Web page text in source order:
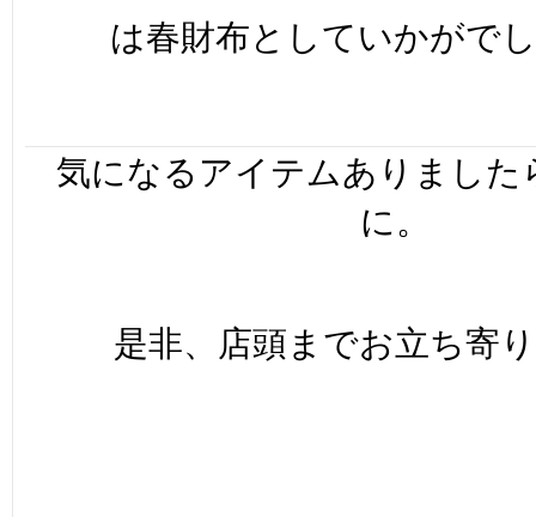
は春財布としていかがで
気になるアイテムありました
に。
是非、店頭までお立ち寄